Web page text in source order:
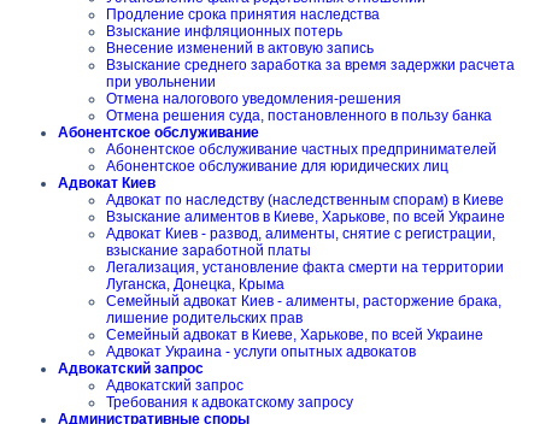
Продление срока принятия наследства
Взыскание инфляционных потерь
Внесение изменений в актовую запись
Взыскание среднего заработка за время задержки расчета
при увольнении
Отмена налогового уведомления-решения
Отмена решения суда, постановленного в пользу банка
Абонентское обслуживание
Абонентское обслуживание частных предпринимателей
Абонентское обслуживание для юридических лиц
Адвокат Киев
Адвокат по наследству (наследственным спорам) в Киеве
Взыскание алиментов в Киеве, Харькове, по всей Украине
Адвокат Киев - развод, алименты, снятие с регистрации,
взыскание заработной платы
Легализация, установление факта смерти на территории
Луганска, Донецка, Крыма
Семейный адвокат Киев - алименты, расторжение брака,
лишение родительских прав
Семейный адвокат в Киеве, Харькове, по всей Украине
Адвокат Украина - услуги опытных адвокатов
Адвокатский запрос
Адвокатский запрос
Требования к адвокатскому запросу
Административные споры